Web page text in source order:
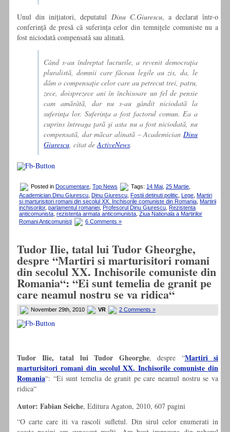
Unul din inițiatori, deputatul Dinu C.Giurescu, a declarat într-o
conferință de presă că suferința celor din temnițele comuniste nu a
fost niciodată compensată sau alinată.
Când s-au îndreptat lucrurile, a revenit democraţia
pluralistă, domnii care făceau legile au zis, da, le
dăm o compensaţie celor care au petrecut trei, patru,
zece, doisprezece ani în închisoare un fel de pensie
cam amărâtă, dar nu s-au gândit niciodată la
suferinţa lor. Suferinţa a fost factorul comun. Ea a
cuprins întreaga ţară şi asta nu a fost niciodată, nu
compensată, dar măcar alinată – Academician Dinu
Giurescu, citat deActiveNews.
Posted in Documentare Top News Tags: 14 Mai 25 Martie
Academician Dinu Giurescu
Dinu Giurescu Fostii detinuti politic Lege Martiri
si marturisitori romani din secolul XX. Inchisorile comuniste din Romania Martirii
inchisorilor, parlamentul romaniei Profesorul Dinu Giurescu
Rezistenta
anticomunista rezistenta armata anticomunista Ziua Nationala a Martirilor
Romani Anticomunisti
6 Comments »
Tudor Ilie, tatal lui Tudor Gheorghe,
despre “Martiri si marturisitori romani
din secolul XX. Inchisorile comuniste din
Romania“: “Ei sunt temelia de granit pe
care neamul nostru se va ridica“
November 29th, 2010 VR 2 Comments »
Tudor Ilie, tatal lui Tudor Gheorghe, despre “Martiri si
marturisitori romani din secolul XX. Inchisorile comuniste din
Romania“: “Ei sunt temelia de granit pe care neamul nostru se va
ridica“
Autor: Fabian Seiche, Editura Agaton, 2010, 607 pagini
“O carte care iti va rascoli sufletul. Din sirul celor enumerati in